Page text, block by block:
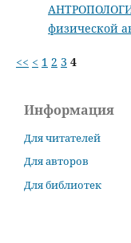
физической
<< < 1 2 3 4
Информация
Для читателей
Для авторов
Для библиотек